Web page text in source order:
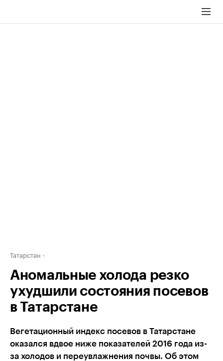
Татарстан
Аномальные холода резко
ухудшили состояния посевов
в Татарстане
Вегетационный индекс посевов в Татарстане
оказался вдвое ниже показателей 2016 года из-
за холодов и переувлажнения почвы. Об этом